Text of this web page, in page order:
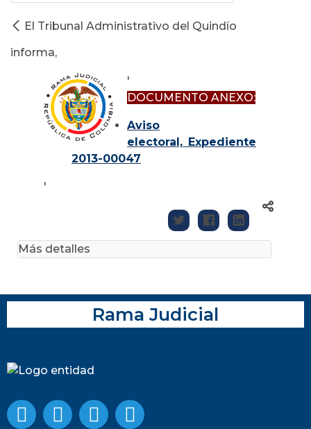
El Tribunal Administrativo del Quindío
informa,
'
DOCUMENTO ANEXO:
Aviso
electoral, Expediente
2013-00047
'
Más detalles
Rama Judicial